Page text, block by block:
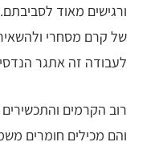
ורגישים מאוד
של קרם מסחרי ולהשאיר
לעבודה זה אתגר הנדסי
רוב הקרמים
והם מכילים חומרים